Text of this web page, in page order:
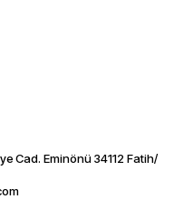
Cad. Eminönü 34112 Fatih/